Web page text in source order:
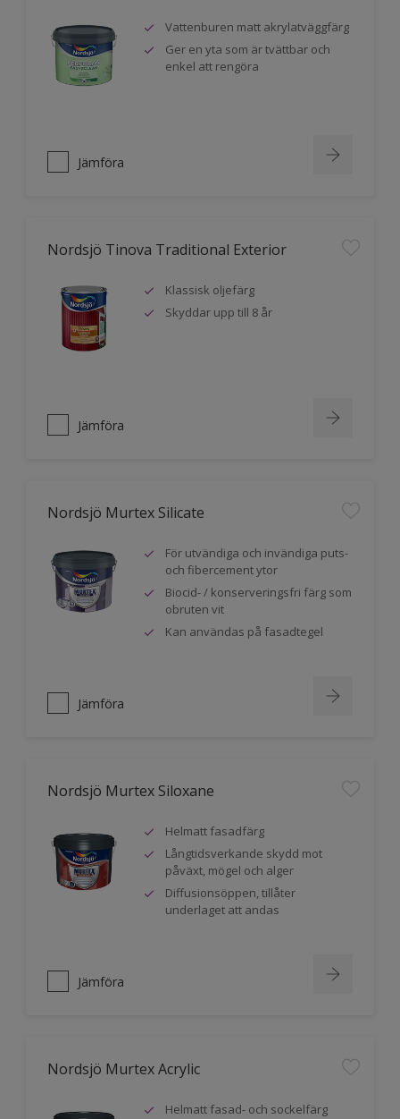
Vattenburen matt akrylatväggfärg
Ger en yta som är tvättbar och
enkel att rengöra
Jämföra
Nordsjö Tinova Traditional Exterior
Klassisk oljefärg
Skyddar upp till 8 år
Jämföra
Nordsjö Murtex Silicate
För utvändiga och invändiga puts-
och fibercement ytor
Biocid- / konserveringsfri färg som
obruten vit
Kan användas på fasadtegel
Jämföra
Nordsjö Murtex Siloxane
Helmatt fasadfärg
Långtidsverkande skydd mot
påväxt, mögel och alger
Diffusionsöppen, tillåter
underlaget att andas
Jämföra
Nordsjö Murtex Acrylic
Helmatt fasad- och sockelfärg